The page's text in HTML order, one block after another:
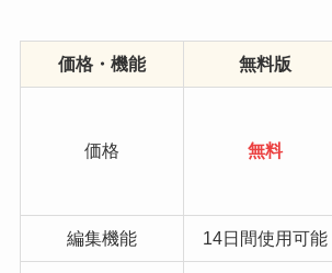
価格・機能 無料版
価格 無料
編集機能 14日間使用可能